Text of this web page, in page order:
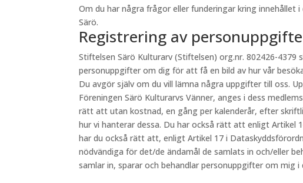
Om du har några frågor eller funderingar kring
Särö.
Registrering av
Stiftelsen Särö Kulturarv (Stiftelsen) org.nr. 802426-
personuppgifter om dig för att få en bild av hur vår
Du avgör själv om du vill lämna några uppgifter till oss.
Föreningen Särö Kulturarvs Vänner, anges i dess
rätt att utan kostnad, en gång per kalenderår, efter
hur vi hanterar dessa. Du har också rätt att enligt Artikel
har du också rätt att, enligt Artikel 17 i
nödvändiga för det/de ändamål de samlats in och/eller
samlar in, sparar och behandlar personuppgifter om mig